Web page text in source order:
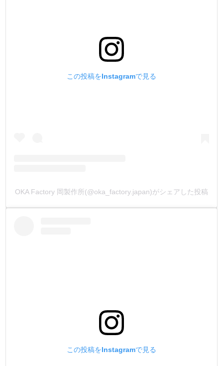
この投稿をInstagramで見る
OKA Factory 岡製作所(@oka_factory.japan)がシェアした投稿
この投稿をInstagramで見る